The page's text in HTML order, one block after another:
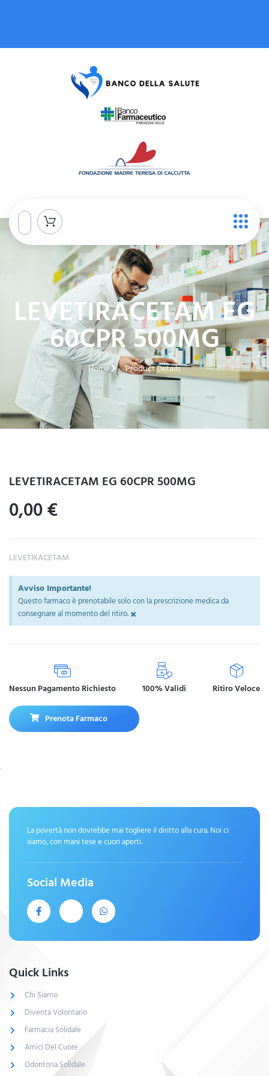
LEVETIRACETAM EG
60CPR 500MG
Home Product Details
LEVETIRACETAM EG 60CPR 500MG
0,00€
LEVETIRACETAM
Avviso Importante!
Questo farmaco è prenotabile solo con la prescrizione medica da
consegnare al momento del ritiro.×
Nessun Pagamento Richiesto 100% Validi Ritiro Veloce
Prenota Farmaco
La povertà non dovrebbe mai togliere il diritto alla cura. Noi ci
siamo, con mani tese e cuori aperti.
Social Media
Quick Links
Chi Siamo
Diventa Volontario
Farmacia Solidale
Amici Del Cuore
Odontoria Solidale